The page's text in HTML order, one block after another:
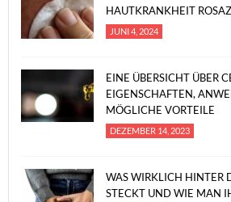
HAUTKRANKHEIT
JUNI 4, 2024
EINE ÜBERSICHT ÜBER
EIGENSCHAFTEN,
MÖGLICHE VORTEILE
DEZEMBER 14, 2023
WAS WIRKLICH HINTER
STECKT UND WIE MAN